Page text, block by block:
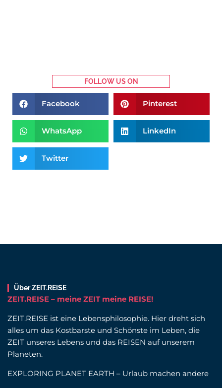
FOLLOW US ON
Facebook Pinterest
WhatsApp LinkedIn
Twitter
Über ZEIT.REISE
ZEIT.REISE – meine ZEIT meine REISE!
ZEIT.REISE ist eine Lebensphilosophie. Hier dreht sich
alles um das Kostbarste und Schönste im Leben, die
ZEIT unseres Lebens und das REISEN auf unserem
Planeten.
EXPLORING PLANET EARTH – Urlaub machen andere